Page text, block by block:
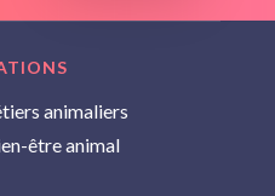
animaliers
être animal